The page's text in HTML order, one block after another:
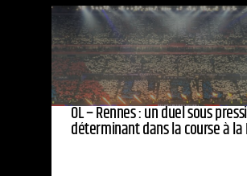
OL – Rennes : un duel sous
déterminant dans la course à la